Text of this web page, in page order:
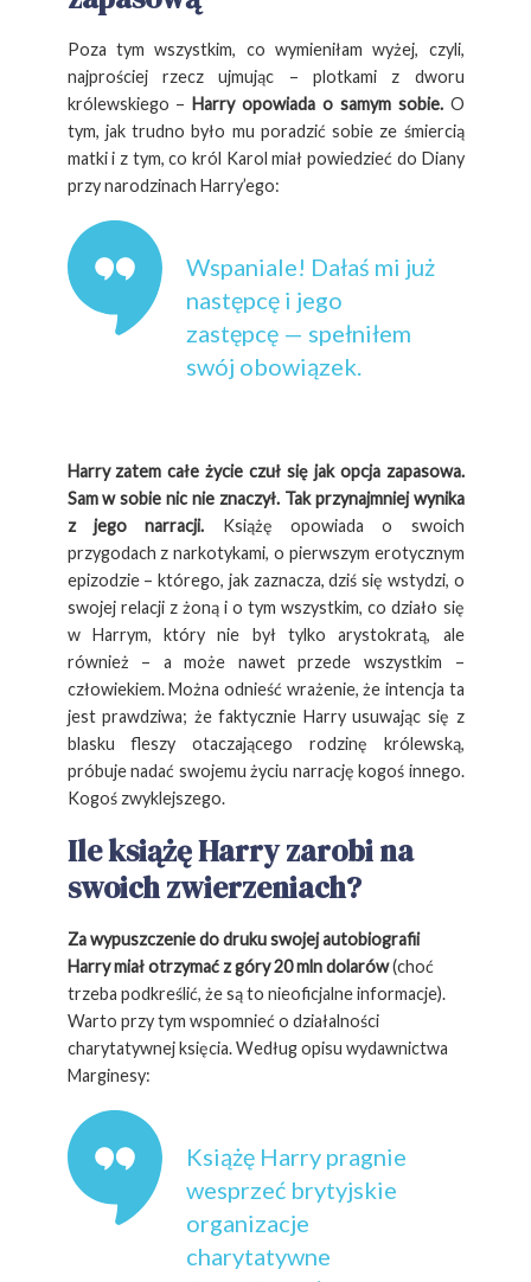
Poza tym wszystkim, co wymieniłam wyżej, czyli,
najprościej rzecz ujmując – plotkami z dworu
królewskiego – Harry opowiada o samym sobie.O
tym, jak trudno było mu poradzić sobie ze śmiercią
matki i z tym, co król Karol miał powiedzieć do Diany
przy narodzinach Harry’ego:
Wspaniale! Dałaś mi już
następcę i jego
zastępcę — spełniłem
swój obowiązek.
Harry zatem całe życie czuł się jak opcja zapasowa.
Sam w sobie nic nie znaczył. Tak przynajmniej wynika
z jego narracji. Książę opowiada o swoich
przygodach z narkotykami, o pierwszym erotycznym
epizodzie – którego, jak zaznacza, dziś się wstydzi, o
swojej relacji z żoną i o tym wszystkim, co działo się
w Harrym, który nie był tylko arystokratą, ale
również – a może nawet przede wszystkim –
człowiekiem. Można odnieść wrażenie, że intencja ta
jest prawdziwa; że faktycznie Harry usuwając się z
blasku fleszy otaczającego rodzinę królewską,
próbuje nadać swojemu życiu narrację kogoś innego.
Kogoś zwyklejszego.
Ile książę Harry zarobi na
swoich zwierzeniach?
Za wypuszczenie do druku swojej autobiografii
Harry miał otrzymać z góry 20 mln dolarów(choć
trzeba podkreślić, że są to nieoficjalne informacje).
Warto przy tym wspomnieć o działalności
charytatywnej księcia. Według opisu wydawnictwa
Marginesy:
Książę Harry pragnie
wesprzeć brytyjskie
organizacje
charytatywne